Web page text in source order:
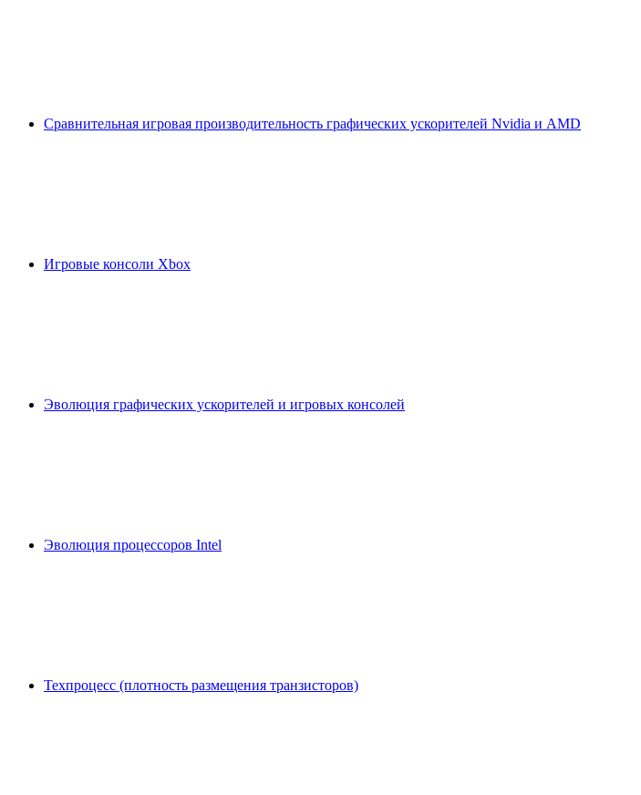
Сравнительная игровая производительность графических ускорителей Nvidia и AMD
Игровые консоли Xbox
Эволюция графических ускорителей и игровых консолей
Эволюция процессоров Intel
Техпроцесс (плотность размещения транзисторов)